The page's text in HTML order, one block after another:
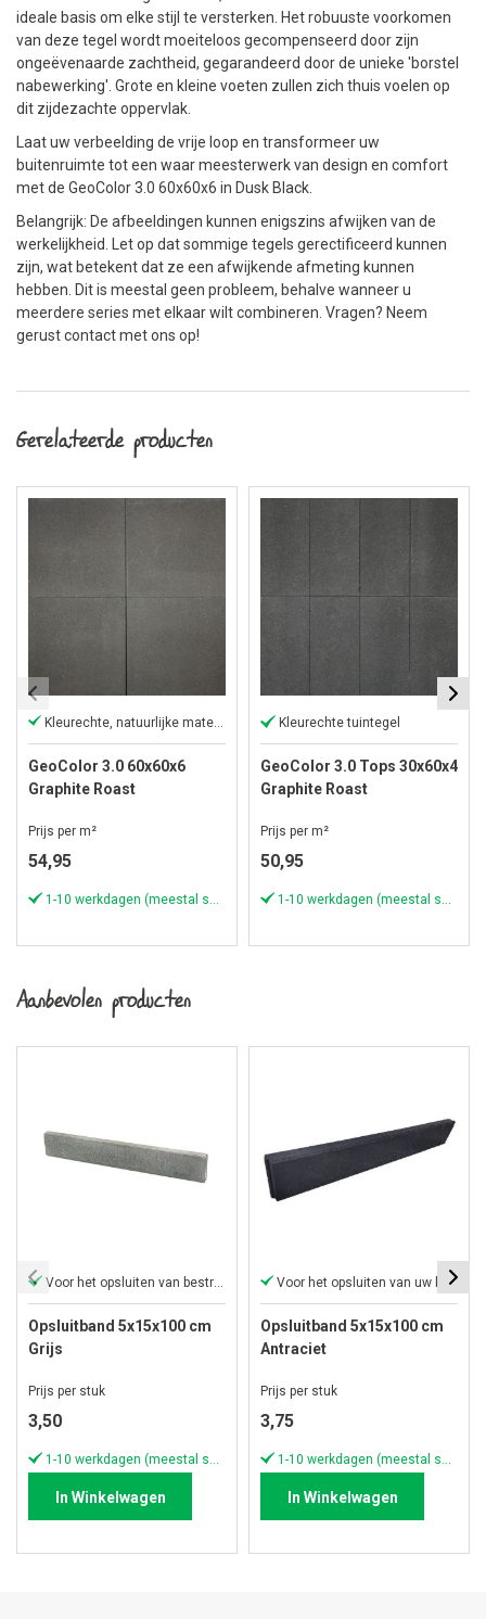
ideale basis om elke stijl te versterken. Het robuuste voorkomen
van deze tegel wordt moeiteloos gecompenseerd door zijn
ongeëvenaarde zachtheid, gegarandeerd door de unieke 'borstel
nabewerking'. Grote en kleine voeten zullen zich thuis voelen op
dit zijdezachte oppervlak.
Laat uw verbeelding de vrije loop en transformeer uw
buitenruimte tot een waar meesterwerk van design en comfort
met de GeoColor 3.0 60x60x6 in Dusk Black.
Belangrijk: De afbeeldingen kunnen enigszins afwijken van de
werkelijkheid. Let op dat sommige tegels gerectificeerd kunnen
zijn, wat betekent dat ze een afwijkende afmeting kunnen
hebben. Dit is meestal geen probleem, behalve wanneer u
meerdere series met elkaar wilt combineren. Vragen? Neem
gerust contact met ons op!
Gerelateerde producten
Kleurechte, natuurlijke materialen
GeoColor 3.0 60x60x6
Graphite Roast
Prijs per m²
54,95
Kleurechte tuintegel
GeoColor 3.0 Tops 30x60x4
Graphite Roast
Prijs per m²
50,95
Aanbevolen producten
Voor het opsluiten van bestrating
Opsluitband 5x15x100 cm
Grijs
Prijs per stuk
3,50
In Winkelwagen
Voor het opsluiten van uw bestrating
Opsluitband 5x15x100 cm
Antraciet
Prijs per stuk
3,75
In Winkelwagen